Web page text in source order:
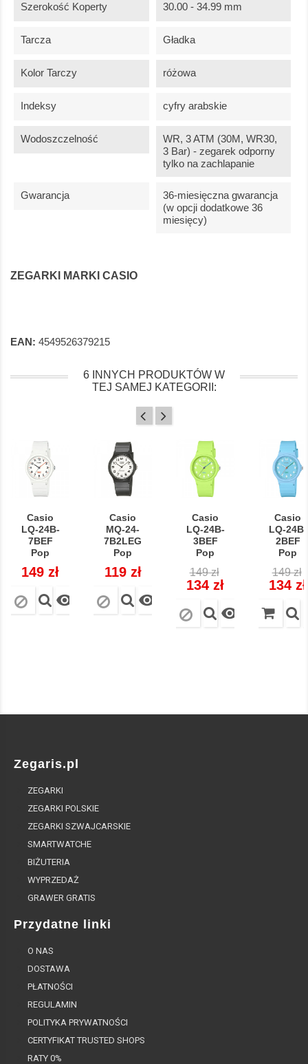
Szerokość Koperty 30.00 - 34.99 mm
Tarcza Gładka
Kolor Tarczy różowa
Indeksy cyfry arabskie
Wodoszczelność
WR, 3 ATM (30M, WR30,
3 Bar) - zegarek odporny
tylko na zachlapanie
Gwarancja
36-miesięczna gwarancja
(w opcji dodatkowe 36
miesięcy)
ZEGARKI MARKI CASIO
EAN: 4549526379215
6 INNYCH PRODUKTÓW W
TEJ SAMEJ KATEGORII:
Casio
LQ-24B-
7BEF
Pop
Cena
149 zł

Casio
MQ-24-
7B2LEG
Pop
Cena
119 zł

Casio
LQ-24B-
3BEF
Pop
Cena
regularna
149 zł
134 zł

Casio
LQ-24B-
2BEF
Pop
Cena
149 zł
134 zł
Zegaris.pl
ZEGARKI
ZEGARKI POLSKIE
ZEGARKI SZWAJCARSKIE
SMARTWATCHE
BIŻUTERIA
WYPRZEDAŻ
GRAWER GRATIS
Przydatne linki
O NAS
DOSTAWA
PŁATNOŚCI
REGULAMIN
POLITYKA PRYWATNOŚCI
CERTYFIKAT TRUSTED SHOPS
RATY 0%